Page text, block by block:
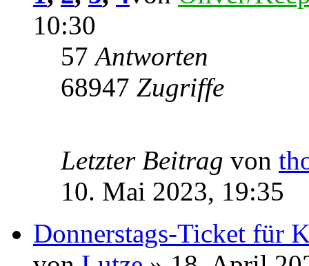
10:30
57Antworten
68947 Zugriffe
Letzter Beitrag von
10. Mai 2023, 19:35
Donnerstags-Ticket für